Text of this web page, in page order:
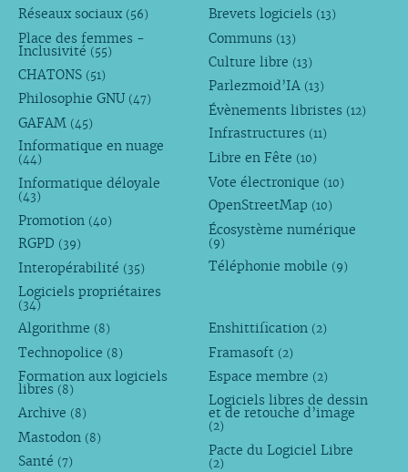
Réseaux sociaux (56)
Place des femmes -
Inclusivité (55)
CHATONS (51)
Philosophie GNU (47)
GAFAM (45)
Informatique en nuage
(44)
Informatique déloyale
(43)
Promotion (40)
RGPD (39)
Interopérabilité (35)
Logiciels propriétaires
(34)
Brevets logiciels (13)
Communs (13)
Culture libre (13)
Parlezmoid’IA (13)
Évènements libristes (12)
Infrastructures (11)
Libre en Fête (10)
Vote électronique (10)
OpenStreetMap (10)
Écosystème numérique
(9)
Téléphonie mobile (9)
Algorithme (8)
Technopolice (8)
Formation aux logiciels
libres (8)
Archive (8)
Mastodon (8)
Santé (7)
Enshittification (2)
Framasoft (2)
Espace membre (2)
Logiciels libres de dessin
et de retouche d’image
(2)
Pacte du Logiciel Libre
(2)